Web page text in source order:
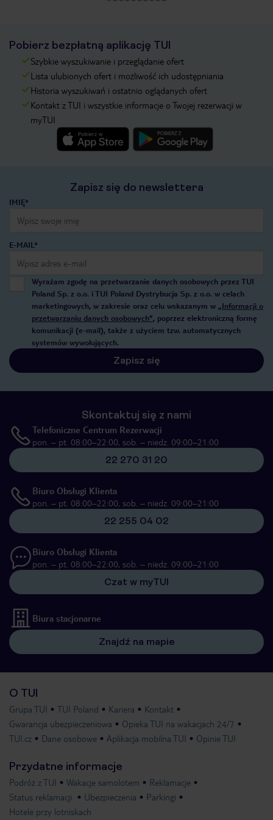
Pobierz bezpłatną aplikację TUI
Szybkie wyszukiwanie i przeglądanie ofert
Lista ulubionych ofert i możliwość ich udostępniania
Historia wyszukiwań i ostatnio oglądanych ofert
Kontakt z TUI i wszystkie informacje o Twojej rezerwacji w
myTUI
Zapisz się do newslettera
IMIĘ*
E-MAIL*
Wyrażam zgodę na przetwarzanie danych osobowych przez TUI
Poland Sp. z o.o. i TUI Poland Dystrybucja Sp. z o.o. w celach
marketingowych, w zakresie oraz celu wskazanym w „Informacji o
przetwarzaniu danych osobowych”, poprzez elektroniczną formę
komunikacji (e-mail), także z użyciem tzw. automatycznych
systemów wywołujących.
Zapisz się
Skontaktuj się z nami
Telefoniczne Centrum Rezerwacji
pon. – pt. 08:00–22:00, sob. – niedz. 09:00–21:00
22 270 31 20
Biuro Obsługi Klienta
pon. – pt. 08:00–22:00, sob. – niedz. 09:00–21:00
22 255 04 02
Biuro Obsługi Klienta
pon. – pt. 08:00–22:00, sob. – niedz. 09:00–21:00
Czat w myTUI
Biura stacjonarne
Znajdź na mapie
O TUI
Grupa TUI TUI Poland Kariera
Kontakt
Gwarancja ubezpieczeniowa
Opieka TUI na wakacjach 24/7
TUI.cz
Dane osobowe Aplikacja mobilna TUI Opinie TUI
Przydatne informacje
Podróż z TUI Wakacje samolotem
Reklamacje
Status reklamacji
Ubezpieczenia
Parkingi
Hotele przy lotniskach